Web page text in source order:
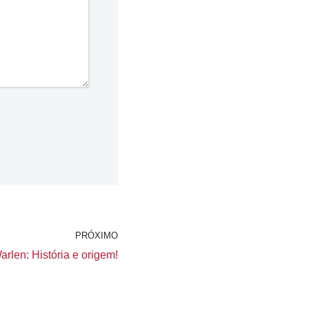
PRÓXIMO
História e origem!